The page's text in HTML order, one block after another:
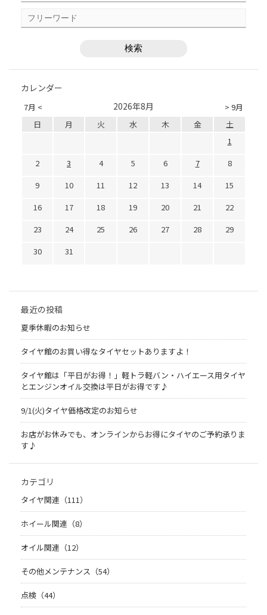
カレンダー
7月 < > 9月
2026年8月
日 月 火 水 木 金
土
1
2
3 4 5 6 7
8
9
10 11 12 13 14
15
16
17 18 19 20 21
22
23
24 25 26 27 28
29
30
31
最近の投稿
夏季休暇のお知らせ
タイヤ館のお買い得なタイヤセットありますよ！
タイヤ館は「平日がお得！」軽トラ軽バン・ハイエース用タイヤ
とエンジンオイル交換は平日がお得です♪
9/1(火)タイヤ価格改定のお知らせ
お店がお休みでも、オンラインからお得にタイヤのご予約承りま
す♪
カテゴリ
タイヤ関連（111）
ホイール関連（8）
オイル関連（12）
その他メンテナンス（54）
点検（44）